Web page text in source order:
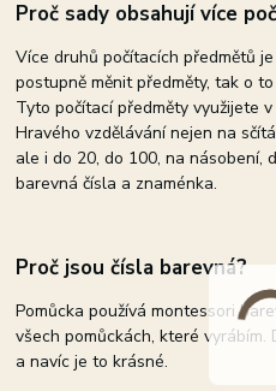
Proč sady obsahují více
Více druhů počítacích předmětů
postupně měnit předměty, tak o
Tyto počítací předměty využijete
Hravého vzdělávání nejen na
ale i do 20, do 100, na násobení,
barevná čísla a znaménka.
Proč jsou čísla barevná?
Pomůcka používá montessori
všech pomůckách, které
a navíc je to krásné.